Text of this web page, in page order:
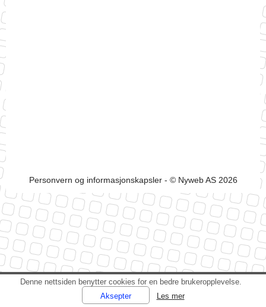
Personvern og informasjonskapsler- © Nyweb AS 2026
Denne nettsiden benytter cookies for en bedre brukeropplevelse.
Les mer